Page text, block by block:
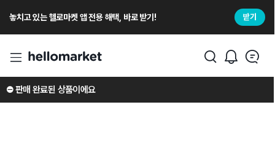
놓치고 있는 헬로마켓 앱 전용 해택, 바로 받기! 받기
⛔️ 판매 완료된 상품이에요